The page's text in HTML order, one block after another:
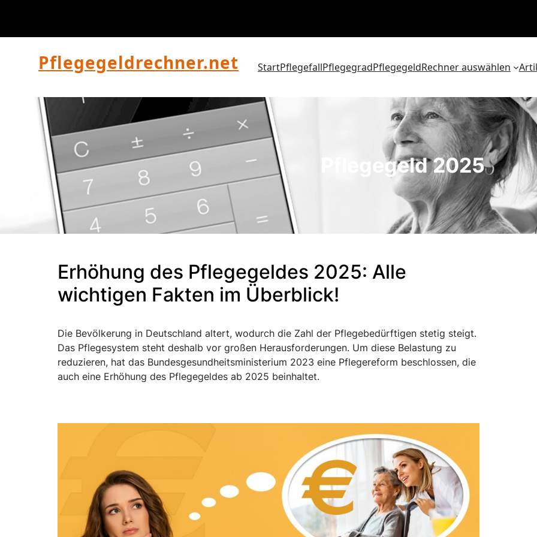
springen
Pflegegeldrechner.net StartPflegefallPflegegradPflegegeldRechner auswählen
Pflegegeld 2025
Erhöhung des Pflegegeldes 2025: Alle
wichtigen Fakten im Überblick!
Die Bevölkerung in Deutschland altert, wodurch die Zahl der Pflegebedürftigen stetig steigt.
Das Pflegesystem steht deshalb vor großen Herausforderungen. Um diese Belastung zu
reduzieren, hat das Bundesgesundheitsministerium 2023 eine Pflegereform beschlossen, die
auch eine Erhöhung des Pflegegeldes ab 2025 beinhaltet.